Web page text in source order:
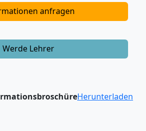
anfragen
Werde Lehrer
Herunterladen